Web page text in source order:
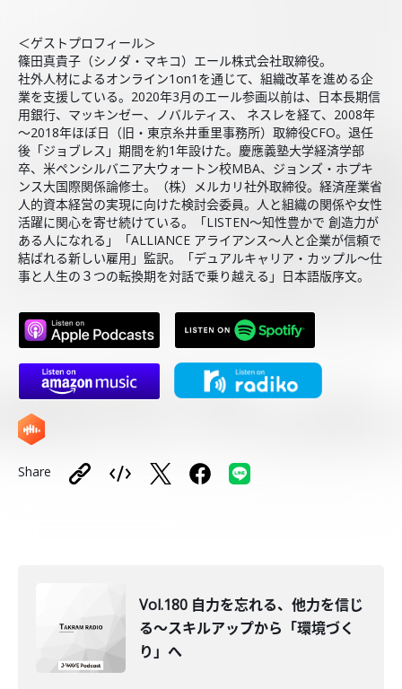
＜ゲストプロフィール＞
篠田真貴子（シノダ・マキコ）エール株式会社取締役。
社外人材によるオンライン1on1を通じて、組織改革を進める企
業を支援している。2020年3月のエール参画以前は、日本長期信
用銀行、マッキンゼー、ノバルティス、 ネスレを経て、2008年
～2018年ほぼ日（旧・東京糸井重里事務所）取締役CFO。退任
後「ジョブレス」期間を約1年設けた。慶應義塾大学経済学部
卒、米ペンシルバニア大ウォートン校MBA、ジョンズ・ホプキ
ンス大国際関係論修士。（株）メルカリ社外取締役。経済産業省
人的資本経営の実現に向けた検討会委員。人と組織の関係や女性
活躍に関心を寄せ続けている。「LISTEN〜知性豊かで 創造力が
ある人になれる」「ALLIANCE アライアンス〜人と企業が信頼で
結ばれる新しい雇用」監訳。「デュアルキャリア・カップル〜仕
事と人生の３つの転換期を対話で乗り越える」日本語版序文。
Share
Vol.180 自力を忘れる、他力を信じ
る〜スキルアップから「環境づく
り」へ